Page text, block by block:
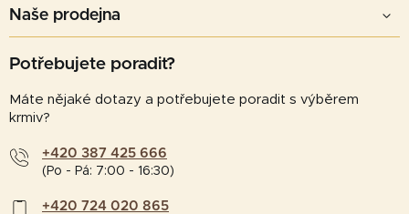
Naše prodejna
Potřebujete poradit?
Máte nějaké dotazy a potřebujete poradit s výběrem
krmiv?
+420 387 425 666
(Po - Pá: 7:00 - 16:30)
+420 724 020 865